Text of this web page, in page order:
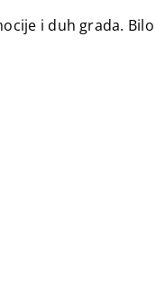
i duh grada.